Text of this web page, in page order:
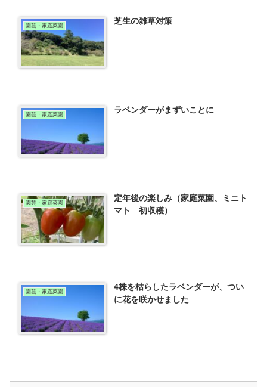
園芸・家庭菜園 芝生の雑草対策
園芸・家庭菜園 ラベンダーがまずいことに
園芸・家庭菜園
定年後の楽しみ（家庭菜園、ミニト
マト 初収穫）
園芸・家庭菜園
4株を枯らしたラベンダーが、つい
に花を咲かせました